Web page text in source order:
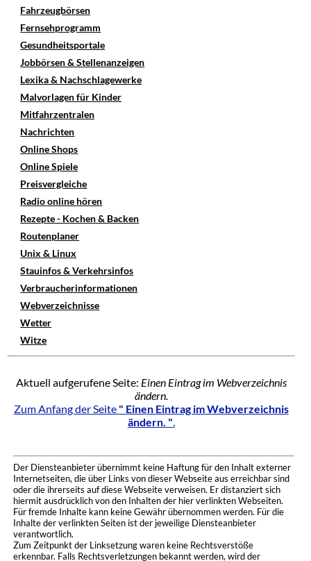
Fahrzeugbörsen
Fernsehprogramm
Gesundheitsportale
Jobbörsen & Stellenanzeigen
Lexika & Nachschlagewerke
Malvorlagen für Kinder
Mitfahrzentralen
Nachrichten
Online Shops
Online Spiele
Preisvergleiche
Radio online hören
Rezepte - Kochen & Backen
Routenplaner
Unix & Linux
Stauinfos & Verkehrsinfos
Verbraucherinformationen
Webverzeichnisse
Wetter
Witze
Aktuell aufgerufene Seite: Einen Eintrag im Webverzeichnis
ändern.
Zum Anfang der Seite " Einen Eintrag im Webverzeichnis
ändern. ".
Der Diensteanbieter übernimmt keine Haftung für den Inhalt externer
Internetseiten, die über Links von dieser Webseite aus erreichbar sind
oder die ihrerseits auf diese Webseite verweisen. Er distanziert sich
hiermit ausdrücklich von den Inhalten der hier verlinkten Webseiten.
Für fremde Inhalte kann keine Gewähr übernommen werden. Für die
Inhalte der verlinkten Seiten ist der jeweilige Diensteanbieter
verantwortlich.
Zum Zeitpunkt der Linksetzung waren keine Rechtsverstöße
erkennbar. Falls Rechtsverletzungen bekannt werden, wird der